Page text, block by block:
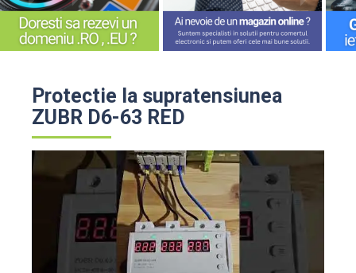
Protectie la supratensiunea
ZUBR D6-63 RED